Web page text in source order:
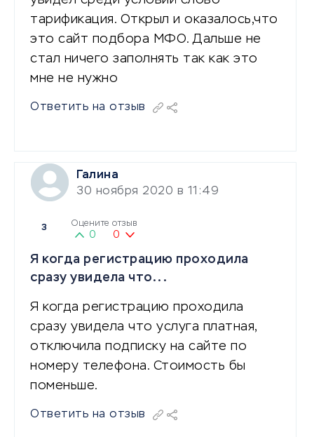
тарификация. Открыл и оказалось,что
это сайт подбора МФО. Дальше не
стал ничего заполнять так как это
мне не нужно
Ответить на отзыв
Галина
30 ноября 2020 в 11:49
3 Оцените отзыв
0 0
Я когда регистрацию проходила
сразу увидела что...
Я когда регистрацию проходила
сразу увидела что услуга платная,
отключила подписку на сайте по
номеру телефона. Стоимость бы
поменьше.
Ответить на отзыв